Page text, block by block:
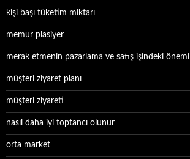
kişi başı tüketim miktarı
memur plasiyer
merak etmenin pazarlama ve satış işindeki önemi
müşteri ziyaret planı
müşteri ziyareti
nasıl daha iyi toptancı olunur
orta market